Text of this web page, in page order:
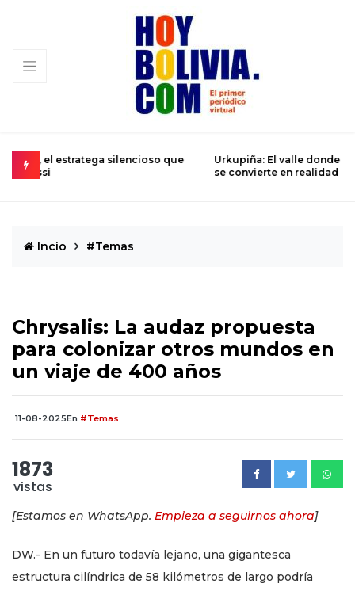
Urkupiña: El valle donde la piedra brota milagros y la fe
se convierte en realidad
Incio #Temas
Chrysalis: La audaz propuesta
para colonizar otros mundos en
un viaje de 400 años
11-08-2025En #Temas
1873
vistas
[Estamos en WhatsApp. Empieza a seguirnos ahora]
DW.- En un futuro todavía lejano, una gigantesca
estructura cilíndrica de 58 kilómetros de largo podría